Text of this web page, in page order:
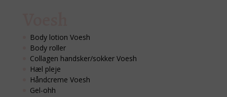
Body lotion Voesh
Body roller
Collagen handsker/sokker Voesh
Hæl pleje
Håndcreme Voesh
Gel-ohh